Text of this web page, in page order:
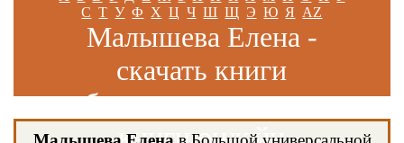
С Т У Ф Х Ц Ч Ш Щ Э Ю Я AZ
Малышева Елена -
скачать книги
бесплатно и читать